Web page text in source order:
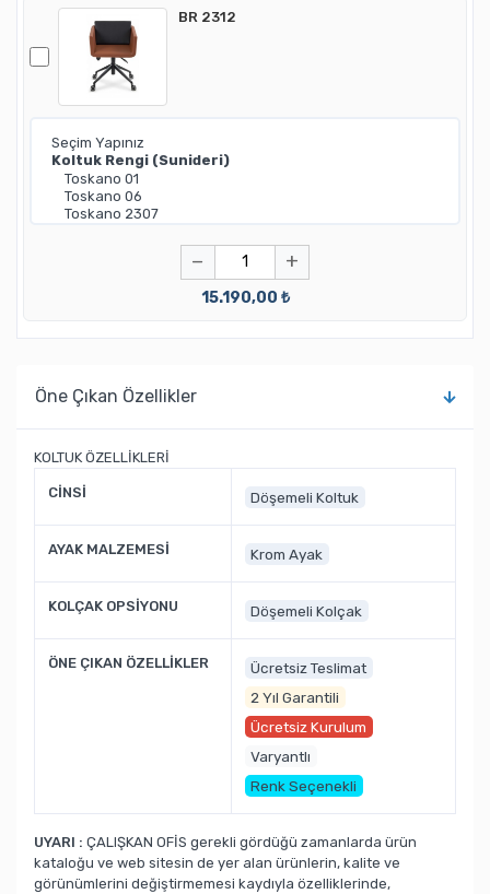
BR 2312
− +
15.190,00 ₺
Öne Çıkan Özellikler
KOLTUK ÖZELLİKLERİ
CİNSİ Döşemeli Koltuk
AYAK MALZEMESİ Krom Ayak
KOLÇAK OPSİYONU Döşemeli Kolçak
ÖNE ÇIKAN ÖZELLİKLER
Ücretsiz Teslimat
2 Yıl Garantili
Ücretsiz Kurulum
Varyantlı
Renk Seçenekli
UYARI : ÇALIŞKAN OFİS gerekli gördüğü zamanlarda ürün
kataloğu ve web sitesin de yer alan ürünlerin, kalite ve
görünümlerini değiştirmemesi kaydıyla özelliklerinde,